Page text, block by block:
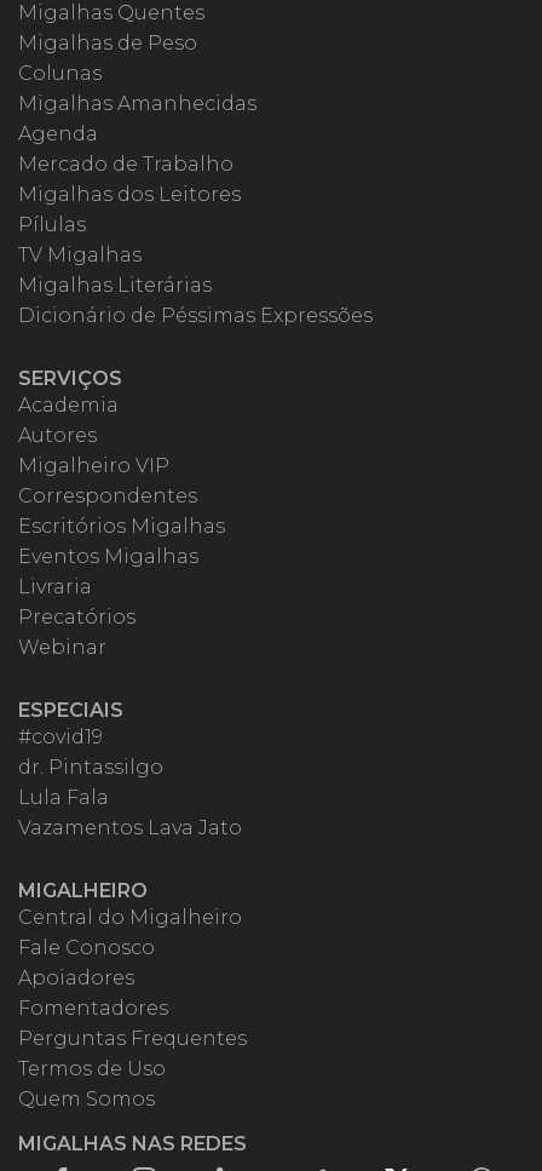
Migalhas Quentes
Migalhas de Peso
Colunas
Migalhas Amanhecidas
Agenda
Mercado de Trabalho
Migalhas dos Leitores
Pílulas
TV Migalhas
Migalhas Literárias
Dicionário de Péssimas Expressões
SERVIÇOS
Academia
Autores
Migalheiro VIP
Correspondentes
Escritórios Migalhas
Eventos Migalhas
Livraria
Precatórios
Webinar
ESPECIAIS
#covid19
dr. Pintassilgo
Lula Fala
Vazamentos Lava Jato
MIGALHEIRO
Central do Migalheiro
Fale Conosco
Apoiadores
Fomentadores
Perguntas Frequentes
Termos de Uso
Quem Somos
MIGALHAS NAS REDES